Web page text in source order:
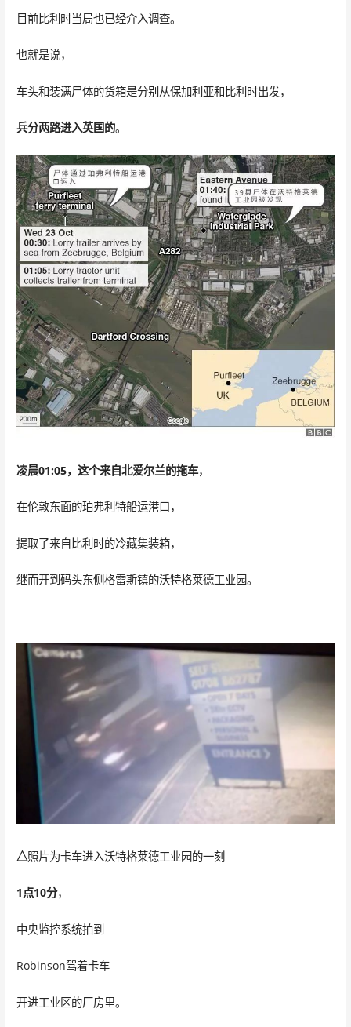
目前比利时当局也已经介入调查。
也就是说，
车头和装满尸体的货箱是分别从保加利亚和比利时出发，
兵分两路进入英国的。
凌晨01:05，这个来自北爱尔兰的拖车，
在伦敦东面的珀弗利特船运港口，
提取了来自比利时的冷藏集装箱，
继而开到码头东侧格雷斯镇的沃特格莱德工业园。
△照片为卡车进入沃特格莱德工业园的一刻
1点10分，
中央监控系统拍到
Robinson驾着卡车
开进工业区的厂房里。